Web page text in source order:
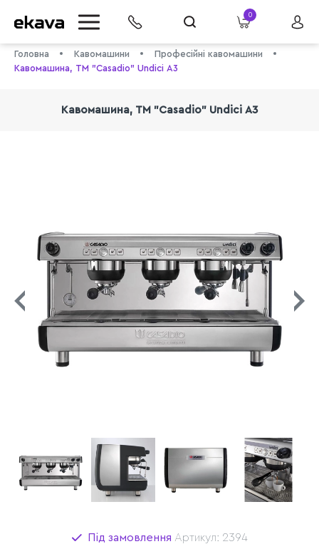
0
Головна Кавомашини
Професійні кавомашини
Кавомашина, ТМ "Casadio" Undici А3
Кавомашина, ТМ "Casadio" Undici А3
Під замовлення Артикул: 2394